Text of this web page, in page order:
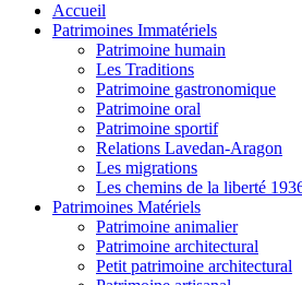
Accueil
Patrimoines Immatériels
Patrimoine humain
Les Traditions
Patrimoine gastronomique
Patrimoine oral
Patrimoine sportif
Relations Lavedan-Aragon
Les migrations
Les chemins de la liberté
Patrimoines Matériels
Patrimoine animalier
Patrimoine architectural
Petit patrimoine architectural